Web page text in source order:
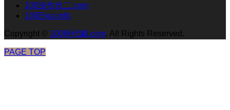
100深作欣二.com
100Eiga.info
Copyright © 100時代劇.com. All Rights Reserved.
PAGE TOP